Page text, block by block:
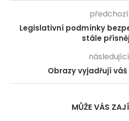
předchozí
Legislativní podmínky
stále
následující
Obrazy vyjadřují
MŮŽE VÁS